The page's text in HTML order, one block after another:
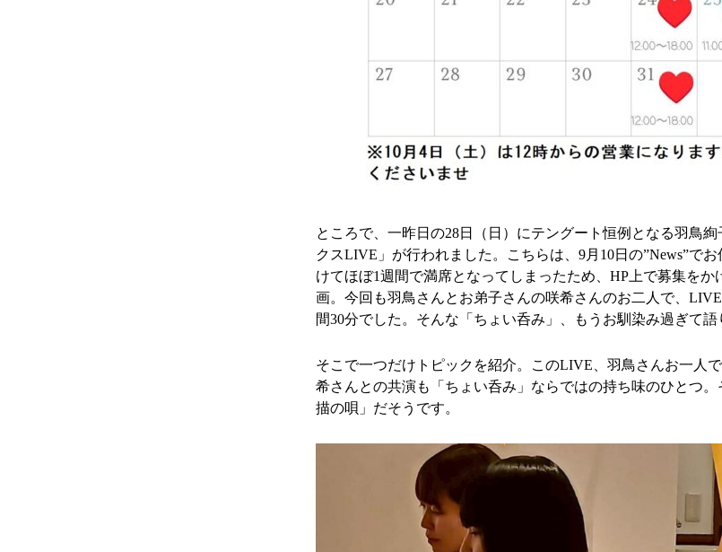
ところで、一昨日の28日（日）にテングート恒例となる羽鳥
クスLIVE」が行われました。こちらは、9月10日の”News”で
けてほぼ1週間で満席となってしまったため、HP上で募集をか
画。今回も羽鳥さんとお弟子さんの咲希さんのお二人で、
間30分でした。そんな「ちょい呑み」、もうお馴染み過ぎて語
そこで一つだけトピックを紹介。このLIVE、羽鳥さんお一人
希さんとの共演も「ちょい呑み」ならではの持ち味のひとつ
描の唄」だそうです。